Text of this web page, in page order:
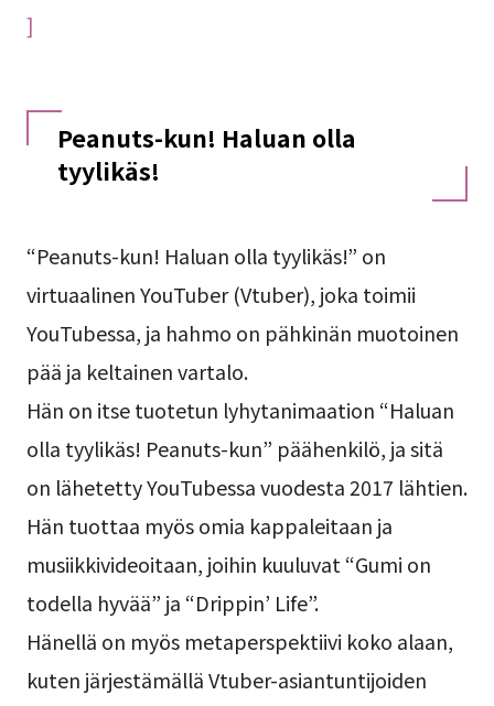
]
Peanuts-kun! Haluan olla
tyylikäs!
“Peanuts-kun! Haluan olla tyylikäs!” on
virtuaalinen YouTuber (Vtuber), joka toimii
YouTubessa, ja hahmo on pähkinän muotoinen
pää ja keltainen vartalo.
Hän on itse tuotetun lyhytanimaation “Haluan
olla tyylikäs! Peanuts-kun” päähenkilö, ja sitä
on lähetetty YouTubessa vuodesta 2017 lähtien.
Hän tuottaa myös omia kappaleitaan ja
musiikkivideoitaan, joihin kuuluvat “Gumi on
todella hyvää” ja “Drippin’ Life”.
Hänellä on myös metaperspektiivi koko alaan,
kuten järjestämällä Vtuber-asiantuntijoiden